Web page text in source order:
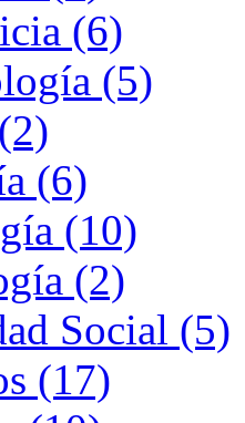
(6)
(5)
(6)
(10)
(2)
Social (5)
(17)